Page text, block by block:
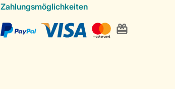
Zahlungsmöglichkeiten